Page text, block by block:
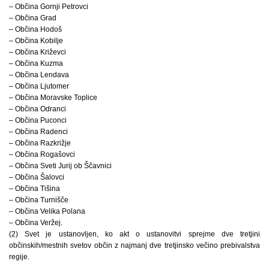
– Občina Gornji Petrovci
– Občina Grad
– Občina Hodoš
– Občina Kobilje
– Občina Križevci
– Občina Kuzma
– Občina Lendava
– Občina Ljutomer
– Občina Moravske Toplice
– Občina Odranci
– Občina Puconci
– Občina Radenci
– Občina Razkrižje
– Občina Rogašovci
– Občina Sveti Jurij ob Ščavnici
– Občina Šalovci
– Občina Tišina
– Občina Turnišče
– Občina Velika Polana
– Občina Veržej.
(2) Svet je ustanovljen, ko akt o ustanovitvi sprejme dve tretjini
občinskih/mestnih svetov občin z najmanj dve tretjinsko večino prebivalstva
regije.